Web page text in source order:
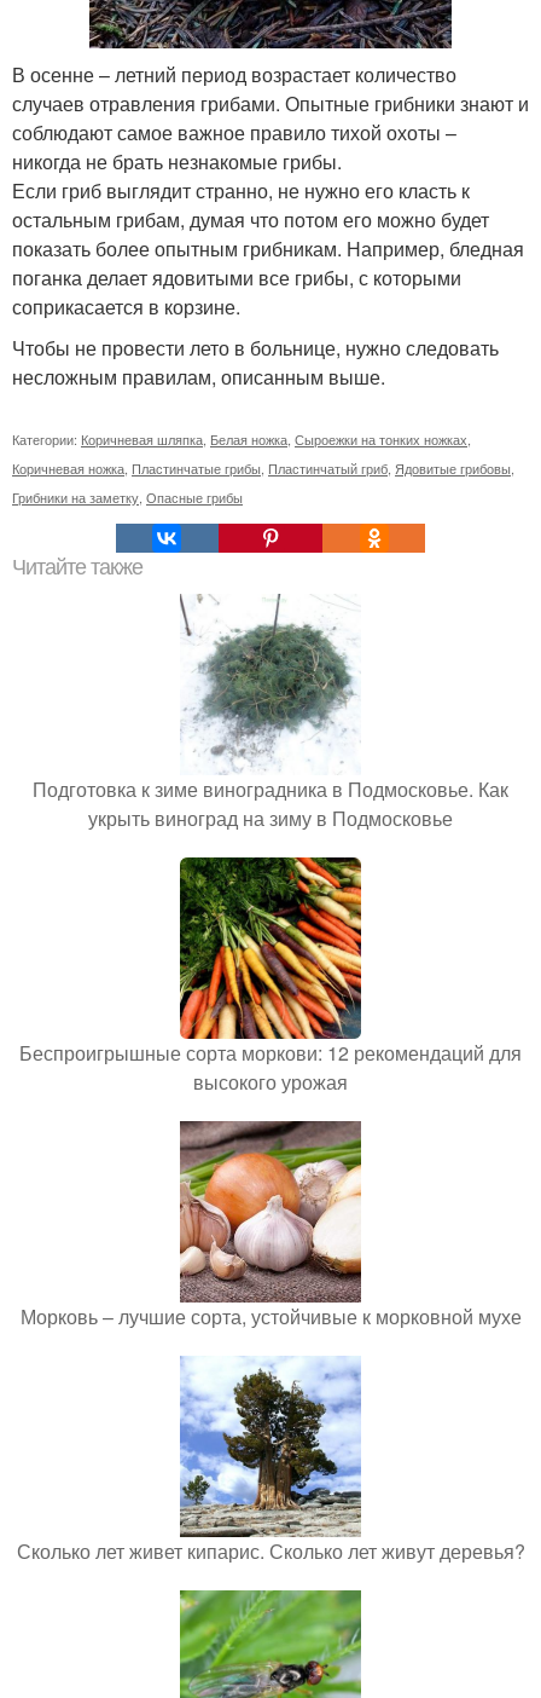
В осенне – летний период возрастает количество
случаев отравления грибами. Опытные грибники знают и
соблюдают самое важное правило тихой охоты –
никогда не брать незнакомые грибы.
Если гриб выглядит странно, не нужно его класть к
остальным грибам, думая что потом его можно будет
показать более опытным грибникам. Например, бледная
поганка делает ядовитыми все грибы, с которыми
соприкасается в корзине.
Чтобы не провести лето в больнице, нужно следовать
несложным правилам, описанным выше.
Категории: Коричневая шляпка Белая ножка Сыроежки на тонких ножках
Коричневая ножка Пластинчатые грибы Пластинчатый гриб Ядовитые грибовы
Грибники на заметку Опасные грибы
Читайте также
Подготовка к зиме виноградника в Подмосковье. Как
укрыть виноград на зиму в Подмосковье
Беспроигрышные сорта моркови: 12 рекомендаций для
высокого урожая
Морковь – лучшие сорта, устойчивые к морковной мухе
Сколько лет живет кипарис. Сколько лет живут деревья?